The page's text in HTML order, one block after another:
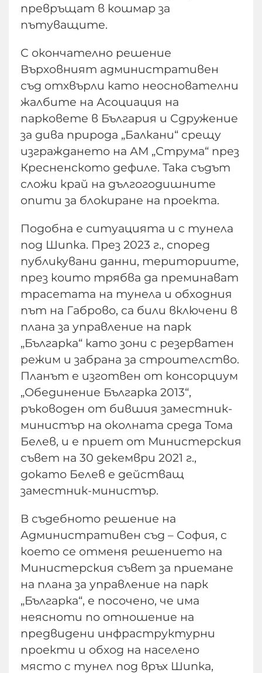
превръщат в кошмар за
пътуващите.
С окончателно решение
Върховният административен
съд отхвърли като неоснователни
жалбите на Асоциация на
парковете в България и Сдружение
за дива природа „Балкани“ срещу
изграждането на АМ „Струма“ през
Кресненското дефиле. Така съдът
сложи край на дългогодишните
опити за блокиране на проекта.
Подобна е ситуацията и с тунела
под Шипка. През 2023 г., според
публикувани данни, териториите,
през които трябва да преминават
трасетата на тунела и обходния
път на Габрово, са били включени в
плана за управление на парк
„Българка“ като зони с резерватен
режим и забрана за строителство.
Планът е изготвен от консорциум
„Обединение Българка 2013“,
ръководен от бившия заместник-
министър на околната среда Тома
Белев, и е приет от Министерския
съвет на 30 декември 2021 г.,
докато Белев е действащ
заместник-министър.
В съдебното решение на
Административен съд – София, с
което се отменя решението на
Министерския съвет за приемане
на плана за управление на парк
„Българка“, е посочено, че има
неясноти по отношение на
предвидени инфраструктурни
проекти и обход на населено
място с тунел под връх Шипка,